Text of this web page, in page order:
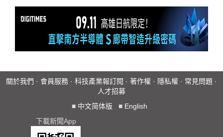
關於我們 · 會員服務 · 科技產業報訂閱 · 著作權 · 隱私權 · 常見問題 ·
人才招募
■ 中文简体版 ■ English
下載新聞App